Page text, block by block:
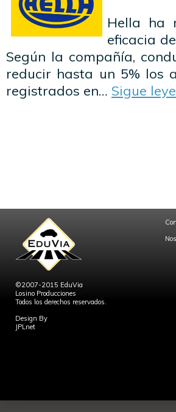
Hella ha
eficacia
Según la compañía,
reducir hasta un 5% los
registrados en… Sigue
©2007-2015 EduVia
Losino Producciones
Todos los derechos reservados.
Design By
JPLnet